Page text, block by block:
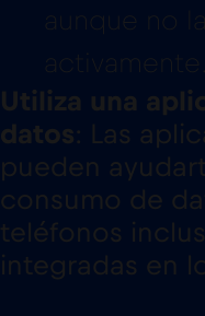
aunque no
activamente.
Utiliza una
datos: Las
pueden
consumo de
teléfonos
integradas en